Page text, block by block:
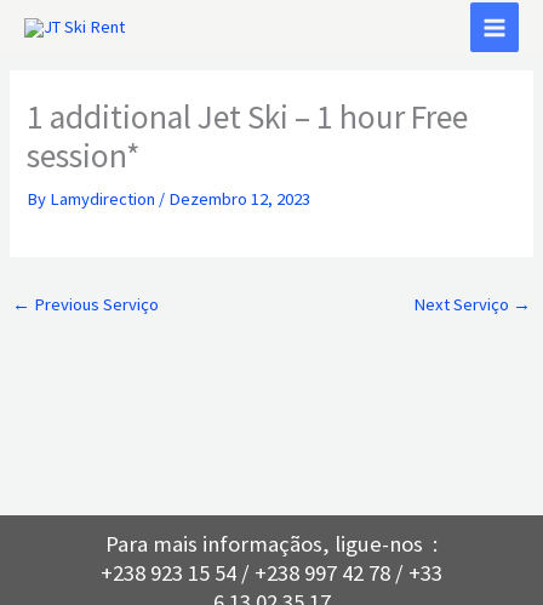
1 additional Jet Ski – 1 hour Free
session*
By Lamydirection / Dezembro 12, 2023
← Previous Serviço Next Serviço →
Para mais informaçãos, ligue-nos :
+238 923 15 54 / +238 997 42 78 / +33